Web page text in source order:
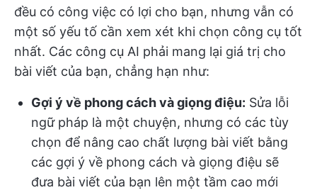
đều có công việc có lợi cho bạn, nhưng vẫn có
một số yếu tố cần xem xét khi chọn công cụ tốt
nhất. Các công cụ AI phải mang lại giá trị cho
bài viết của bạn, chẳng hạn như:
Gợi ý về phong cách và giọng điệu: Sửa lỗi
ngữ pháp là một chuyện, nhưng có các tùy
chọn để nâng cao chất lượng bài viết bằng
các gợi ý về phong cách và giọng điệu sẽ
đưa bài viết của bạn lên một tầm cao mới